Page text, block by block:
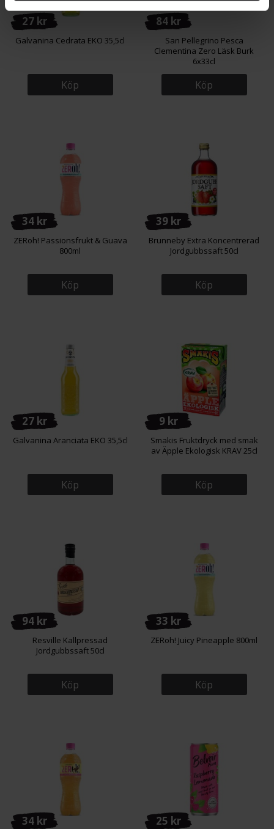
27 kr
Galvanina Cedrata EKO 35,5cl
Köp
84 kr
San Pellegrino Pesca
Clementina Zero Läsk Burk
6x33cl
Köp
34 kr
ZERoh! Passionsfrukt & Guava
800ml
Köp
39 kr
Brunneby Extra Koncentrerad
Jordgubbssaft 50cl
Köp
27 kr
Galvanina Aranciata EKO 35,5cl
Köp
9 kr
Smakis Fruktdryck med smak
av Äpple Ekologisk KRAV 25cl
Köp
94 kr
Resville Kallpressad
Jordgubbssaft 50cl
Köp
33 kr
ZERoh! Juicy Pineapple 800ml
Köp
34 kr 25 kr